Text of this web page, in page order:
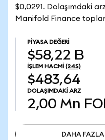
$0,0291. Dolaşımdaki
Manifold Finance
PIYASA DEĞERI
$58,22 B
İŞLEM HACMI (24S)
$483,64
DOLAŞIMDAKI ARZ
2,00 Mn
DAHA